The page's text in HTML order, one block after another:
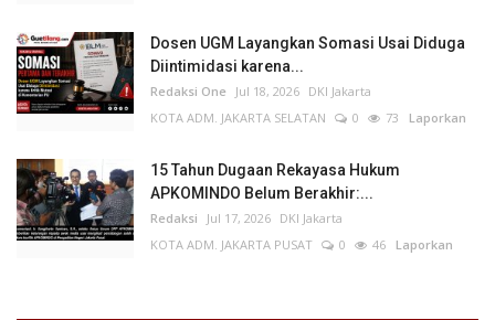
Dosen UGM Layangkan Somasi Usai Diduga
Diintimidasi karena...
Redaksi One Jul 18, 2026 DKI Jakarta
KOTA ADM. JAKARTA SELATAN
0 73 Laporkan
15 Tahun Dugaan Rekayasa Hukum
APKOMINDO Belum Berakhir:...
Redaksi Jul 17, 2026 DKI Jakarta
KOTA ADM. JAKARTA PUSAT
0 46 Laporkan